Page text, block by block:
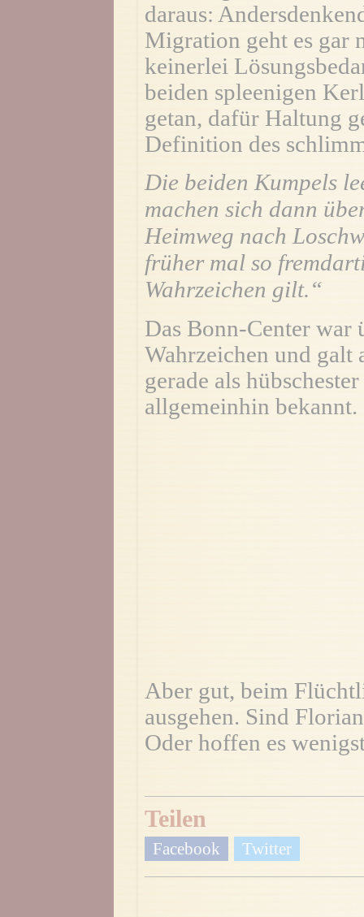
daraus:
Migration geht es gar
keinerlei
beiden spleenigen
getan, dafür Haltung
Definition des
Die beiden Kumpels
machen sich dann
Heimweg nach
früher mal so
Wahrzeichen gilt.“
Das Bonn-Center war
Wahrzeichen und
gerade als
allgemeinhin bekannt.
Aber gut, beim
ausgehen. Sind
Oder hoffen es
Teilen
Facebook Twitter